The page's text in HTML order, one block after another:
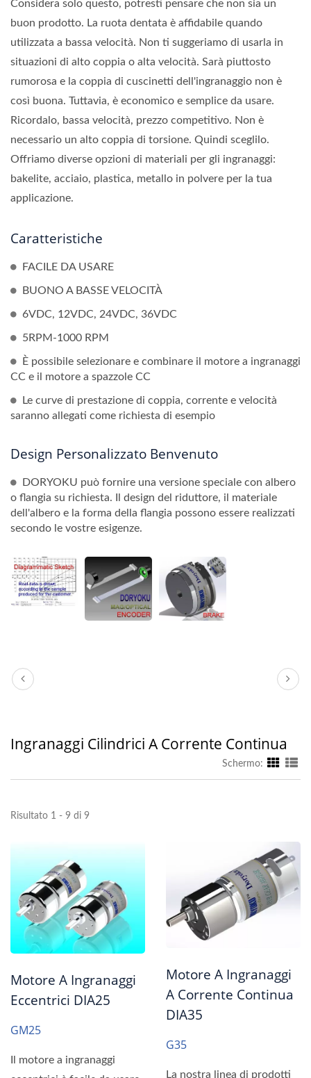
Considera solo questo, potresti pensare che non sia un
buon prodotto. La ruota dentata è affidabile quando
utilizzata a bassa velocità. Non ti suggeriamo di usarla in
situazioni di alto coppia o alta velocità. Sarà piuttosto
rumorosa e la coppia di cuscinetti dell'ingranaggio non è
così buona. Tuttavia, è economico e semplice da usare.
Ricordalo, bassa velocità, prezzo competitivo. Non è
necessario un alto coppia di torsione. Quindi sceglilo.
Offriamo diverse opzioni di materiali per gli ingranaggi:
bakelite, acciaio, plastica, metallo in polvere per la tua
applicazione.
Caratteristiche
FACILE DA USARE
BUONO A BASSE VELOCITÀ
6VDC, 12VDC, 24VDC, 36VDC
5RPM-1000 RPM
È possibile selezionare e combinare il motore a ingranaggi
CC e il motore a spazzole CC
Le curve di prestazione di coppia, corrente e velocità
saranno allegati come richiesta di esempio
Design Personalizzato Benvenuto
DORYOKU può fornire una versione speciale con albero
o flangia su richiesta. Il design del riduttore, il materiale
dell'albero e la forma della flangia possono essere realizzati
secondo le vostre esigenze.
Ingranaggi Cilindrici A Corrente Continua
Schermo:
Risultato 1 - 9 di 9
Motore A Ingranaggi
Eccentrici DIA25
GM25
Il motore a ingranaggi
Motore A Ingranaggi
A Corrente Continua
DIA35
G35
La nostra linea di prodotti